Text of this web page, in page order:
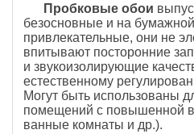
Пробковые обои
безосновные и на
привлекательные, они не
впитывают посторонние
и звукоизолирующие
естественному
Могут быть использованы
помещений с повышенной
ванные комнаты и др.).